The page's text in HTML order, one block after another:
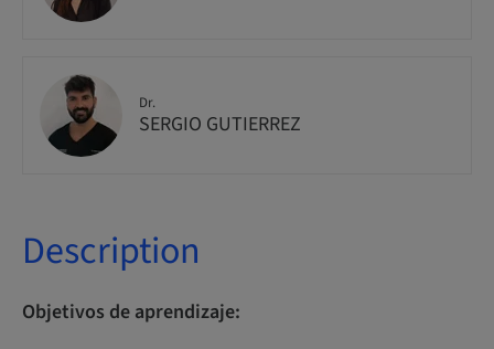
Dr.
SERGIO GUTIERREZ
Description
Objetivos de aprendizaje: